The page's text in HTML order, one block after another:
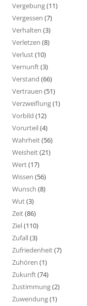
Vergebung(11)
Vergessen (7)
Verhalten (3)
Verletzen (8)
Verlust(10)
Vernunft(3)
Verstand (66)
Vertrauen (51)
Verzweiflung(1)
Vorbild (12)
Vorurteil(4)
Wahrheit(56)
Weisheit(21)
Wert(17)
Wissen (56)
Wunsch (8)
Wut(3)
Zeit(86)
Ziel(110)
Zufall(3)
Zufriedenheit(7)
Zuhören (1)
Zukunft(74)
Zustimmung(2)
Zuwendung(1)